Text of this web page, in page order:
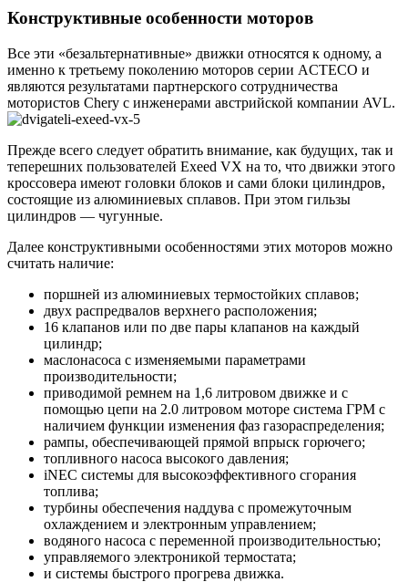
Конструктивные особенности моторов
Все эти «безальтернативные» движки относятся к одному, а
именно к третьему поколению моторов серии ACTECO и
являются результатами партнерского сотрудничества
мотористов Chery c инженерами австрийской компании AVL.
Прежде всего следует обратить внимание, как будущих, так и
теперешних пользователей Exeed VX на то, что движки этого
кроссовера имеют головки блоков и сами блоки цилиндров,
состоящие из алюминиевых сплавов. При этом гильзы
цилиндров — чугунные.
Далее конструктивными особенностями этих моторов можно
считать наличие:
поршней из алюминиевых термостойких сплавов;
двух распредвалов верхнего расположения;
16 клапанов или по две пары клапанов на каждый
цилиндр;
маслонасоса с изменяемыми параметрами
производительности;
приводимой ремнем на 1,6 литровом движке и с
помощью цепи на 2.0 литровом моторе система ГРМ с
наличием функции изменения фаз газораспределения;
рампы, обеспечивающей прямой впрыск горючего;
топливного насоса высокого давления;
iNEC системы для высокоэффективного сгорания
топлива;
турбины обеспечения наддува с промежуточным
охлаждением и электронным управлением;
водяного насоса с переменной производительностью;
управляемого электроникой термостата;
и системы быстрого прогрева движка.